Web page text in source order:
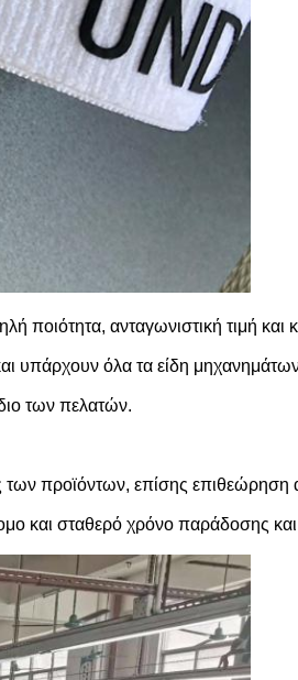
ανταγωνιστική τιμή και
υπάρχουν όλα τα είδη
των πελατών.
προϊόντων, επίσης επιθεώρηση
και σταθερό χρόνο παράδοσης